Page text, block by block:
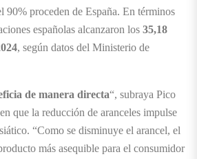
90% proceden de España. En términos
españolas alcanzaron los 35,18
, según datos del Ministerio de
de manera directa“, subraya Pico
que la reducción de aranceles impulse
“Como se disminuye el arancel, el
más asequible para el consumidor